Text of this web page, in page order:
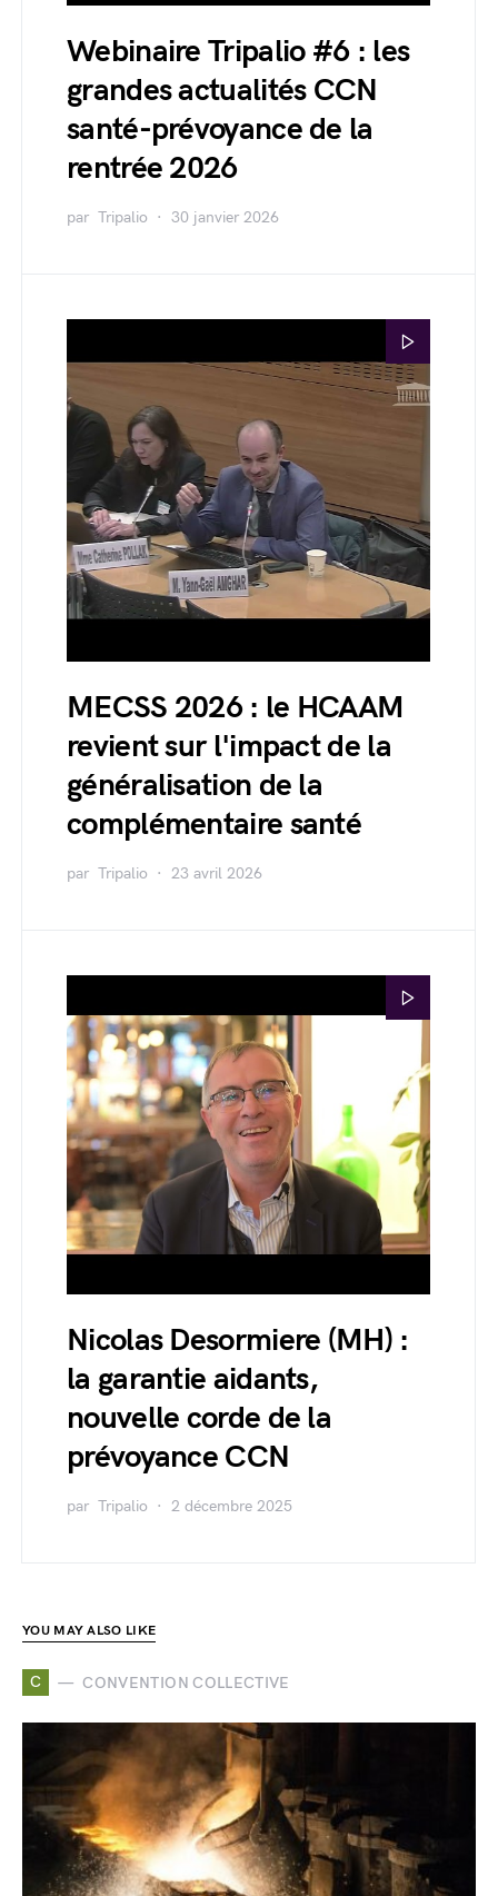
Webinaire Tripalio #6 : les
grandes actualités CCN
santé-prévoyance de la
rentrée 2026
par Tripalio 30 janvier 2026
MECSS 2026 : le HCAAM
revient sur l'impact de la
généralisation de la
complémentaire santé
par Tripalio 23 avril 2026
Nicolas Desormiere (MH) :
la garantie aidants,
nouvelle corde de la
prévoyance CCN
par Tripalio 2 décembre 2025
YOU MAY ALSO LIKE
C CONVENTION COLLECTIVE